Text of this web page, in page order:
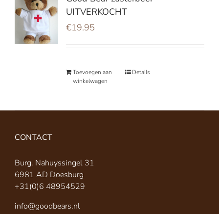
UITVERKOCHT
€19.95
Toevoegen aan
winkelwagen
Details
CONTACT
Burg. Nahuyssingel 31
6981 AD Doesburg
+31(0)6 48954529
info@goodbears.nl